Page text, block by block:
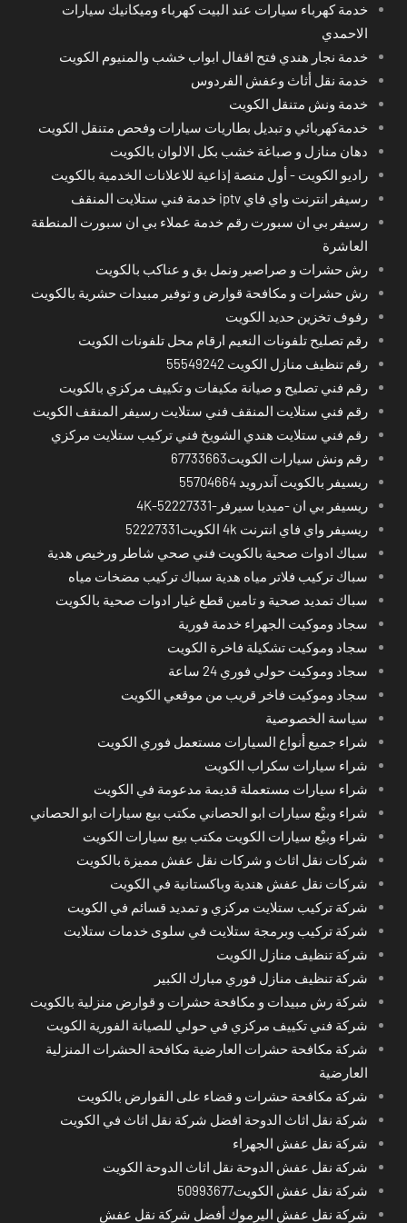
خدمة كهرباء سيارات عند البيت كهرباء وميكانيك سيارات
الاحمدي
خدمة نجار هندي فتح اقفال ابواب خشب والمنيوم الكويت
خدمة نقل أثاث وعفش الفردوس
خدمة ونش متنقل الكويت
خدمةكهربائي و تبديل بطاريات سيارات وفحص متنقل الكويت
دهان منازل و صباغة خشب بكل الالوان بالكويت
راديو الكويت - أول منصة إذاعية للاعلانات الخدمية بالكويت
رسيفر انترنت واي فاي iptv خدمة فني ستلايت المنقف
رسيفر بي ان سبورت رقم خدمة عملاء بي ان سبورت المنطقة
العاشرة
رش حشرات و صراصير ونمل بق و عناكب بالكويت
رش حشرات و مكافحة قوارض و توفير مبيدات حشرية بالكويت
رفوف تخزين حديد الكويت
رقم تصليح تلفونات النعيم ارقام محل تلفونات الكويت
رقم تنظيف منازل الكويت 55549242
رقم فني تصليح و صيانة مكيفات و تكييف مركزي بالكويت
رقم فني ستلايت المنقف فني ستلايت رسيفر المنقف الكويت
رقم فني ستلايت هندي الشويخ فني تركيب ستلايت مركزي
رقم ونش سيارات الكويت67733663
ريسيفر بالكويت آندرويد 55704664
ريسيفر بي ان -ميديا سيرفر-4K-52227331
ريسيفر واي فاي انترنت 4k الكويت52227331
سباك ادوات صحية بالكويت فني صحي شاطر ورخيص هدية
سباك تركيب فلاتر مياه هدية سباك تركيب مضخات مياه
سباك تمديد صحية و تامين قطع غيار ادوات صحية بالكويت
سجاد وموكيت الجهراء خدمة فورية
سجاد وموكيت تشكيلة فاخرة الكويت
سجاد وموكيت حولي فوري 24 ساعة
سجاد وموكيت فاخر قريب من موقعي الكويت
سياسة الخصوصية
شراء جميع أنواع السيارات مستعمل فوري الكويت
شراء سيارات سكراب الكويت
شراء سيارات مستعملة قديمة مدعومة في الكويت
شراء وبيْع سيارات ابو الحصاني مكتب بيع سيارات ابو الحصاني
شراء وبيْع سيارات الكويت مكتب بيع سيارات الكويت
شركات نقل اثاث و شركات نقل عفش مميزة بالكويت
شركات نقل عفش هندية وباكستانية في الكويت
شركة تركيب ستلايت مركزي و تمديد قسائم في الكويت
شركة تركيب وبرمجة ستلايت في سلوى خدمات ستلايت
شركة تنظيف منازل الكويت
شركة تنظيف منازل فوري مبارك الكبير
شركة رش مبيدات و مكافحة حشرات و قوارض منزلية بالكويت
شركة فني تكييف مركزي في حولي للصيانة الفورية الكويت
شركة مكافحة حشرات العارضية مكافحة الحشرات المنزلية
العارضية
شركة مكافحة حشرات و قضاء على القوارض بالكويت
شركة نقل اثاث الدوحة افضل شركة نقل اثاث في الكويت
شركة نقل عفش الجهراء
شركة نقل عفش الدوحة نقل اثاث الدوحة الكويت
شركة نقل عفش الكويت50993677
شركة نقل عفش اليرموك أفضل شركة نقل عفش